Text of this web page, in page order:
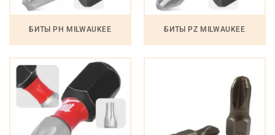
БИТЫ PH MILWAUKEE БИТЫ PZ MILWAUKEE